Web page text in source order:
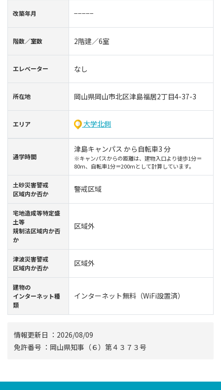
改築年月 −−−−−
階数∕室数 2階建／6室
エレベーター なし
所在地 岡山県岡山市北区津島福居2丁目4-37-3
エリア 大学北側
通学時間
津島キャンパス から自転車3 分
※キャンパスからの距離は、建物入口より徒歩1分＝
80m、自転車1分＝200mとして計算しています。
⼟砂災害警戒
区域内か否か
警戒区域
宅地造成等特定盛
土等
規制法区域内か否
か
区域外
津波災害警戒
区域内か否か
区域外
建物の
インターネット種
類
インターネット無料（WiFi設置済）
情報更新⽇ ：2026/08/09
免許番号 ：岡山県知事（６）第４３７３号